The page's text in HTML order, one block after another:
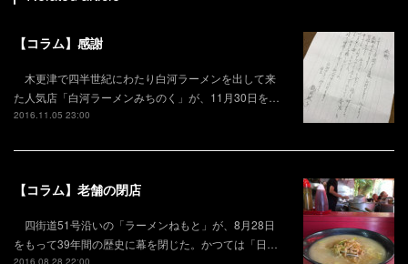
【コラム】感謝
木更津で四半世紀にわたり白河ラーメンを出して来
た人気店「白河ラーメンみちのく」が、11月30日を…
2016.11.05 23:00
【コラム】老舗の閉店
四街道51号沿いの「ラーメンねもと」が、8月28日
をもって39年間の歴史に幕を閉じた。かつては「日…
2016.08.28 22:00